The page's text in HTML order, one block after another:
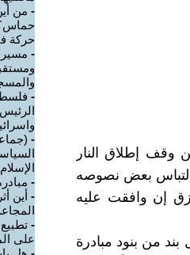
يتضمن وقف إطلاق النار
بعض نصوصه
إن وافقت عليه
من بنود مبادرة
- من
حماس؟
حركة
-
-
-
-
- أين
-
على